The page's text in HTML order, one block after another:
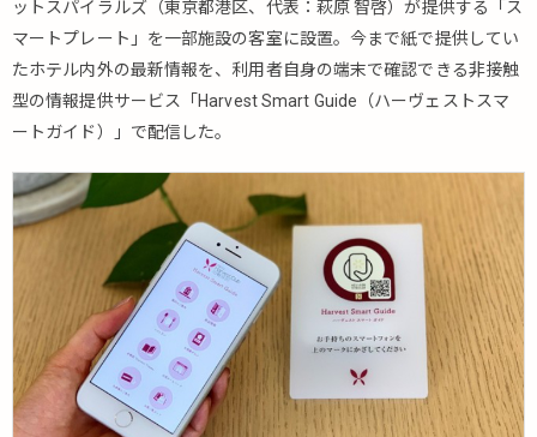
ットスパイラルズ（東京都港区、代表：萩原 智啓）が提供する「ス
マートプレート」を一部施設の客室に設置。今まで紙で提供してい
たホテル内外の最新情報を、利用者自身の端末で確認できる非接触
型の情報提供サービス「Harvest Smart Guide（ハーヴェストスマ
ートガイド）」で配信した。